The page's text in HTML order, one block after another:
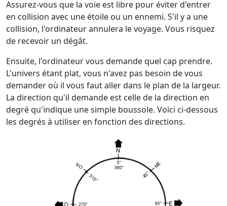
Assurez-vous que la voie est libre pour éviter d'entrer
en collision avec une étoile ou un ennemi. S'il y a une
collision, l'ordinateur annulera le voyage. Vous risquez
de recevoir un dégât.
Ensuite, l'ordinateur vous demande quel cap prendre.
L'univers étant plat, vous n'avez pas besoin de vous
demander où il vous faut aller dans le plan de la largeur.
La direction qu'il demande est celle de la direction en
degré qu'indique une simple boussole. Voici ci-dessous
les degrés à utiliser en fonction des directions.